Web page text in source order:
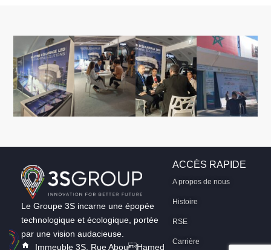
Le Groupe 3S incarne une épopée
technologique et écologique, portée
par une vision audacieuse.
Immeuble 3S, Rue AbouHamed
ACCÈS RAPIDE
A propos de nous
Histoire
RSE
Carrière